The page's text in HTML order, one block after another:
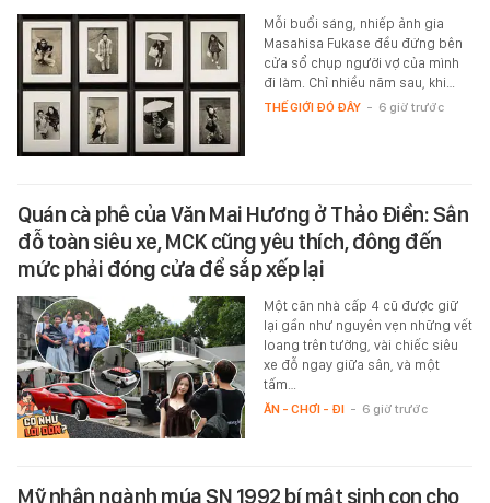
Mỗi buổi sáng, nhiếp ảnh gia
Masahisa Fukase đều đứng bên
cửa sổ chụp người vợ của mình
đi làm. Chỉ nhiều năm sau, khi…
THẾ GIỚI ĐÓ ĐÂY - 6 giờ trước
Quán cà phê của Văn Mai Hương ở Thảo Điền: Sân
đỗ toàn siêu xe, MCK cũng yêu thích, đông đến
mức phải đóng cửa để sắp xếp lại
Một căn nhà cấp 4 cũ được giữ
lại gần như nguyên vẹn những vết
loang trên tường, vài chiếc siêu
xe đỗ ngay giữa sân, và một
tấm…
ĂN - CHƠI - ĐI - 6 giờ trước
Mỹ nhân ngành múa SN 1992 bí mật sinh con cho